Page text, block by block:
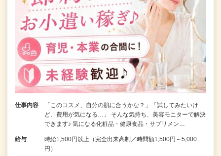
仕事内容
「このコスメ、自分の肌に合うかな？」「試してみたいけ
ど、費用が気になる…」 そんな気持ち、美容モニターで解決
できます♪ 気になる化粧品・健康食品・サプリメン…
給与
時給1,500円以上（完全出来高制／時間額1,500円～5,000
円）